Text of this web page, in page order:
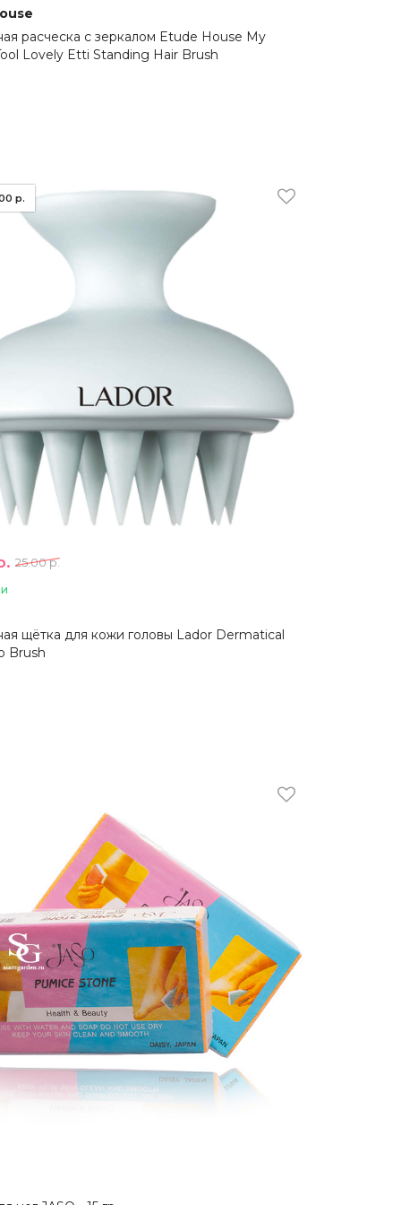
расческа с зеркалом Etude House My
Lovely Etti Standing Hair Brush
р.
25.00 р.
щётка для кожи головы Lador Dermatical
Brush